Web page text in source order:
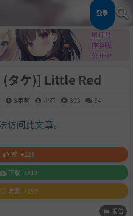
登录
(タケ)] Little Red
8年前 小布 303 34
访问此文章。
赞 +128
下载 +612
收藏 +197
报告